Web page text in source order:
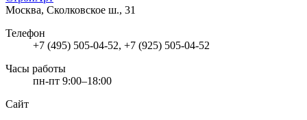
Москва, Сколковское ш., 31
Телефон
+7 (495) 505-04-52, +7 (925) 505-04-52
Часы работы
пн-пт 9:00–18:00
Сайт